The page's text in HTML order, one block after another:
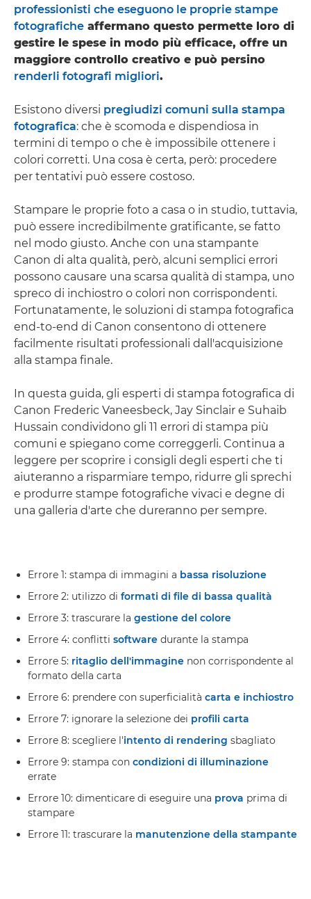
professionisti che eseguono le proprie stampe
fotografiche affermano questo permette loro di
gestire le spese in modo più efficace, offre un
maggiore controllo creativo e può persino
renderli fotografi migliori.
Esistono diversi pregiudizi comuni sulla stampa
fotografica: che è scomoda e dispendiosa in
termini di tempo o che è impossibile ottenere i
colori corretti. Una cosa è certa, però: procedere
per tentativi può essere costoso.
Stampare le proprie foto a casa o in studio, tuttavia,
può essere incredibilmente gratificante, se fatto
nel modo giusto. Anche con una stampante
Canon di alta qualità, però, alcuni semplici errori
possono causare una scarsa qualità di stampa, uno
spreco di inchiostro o colori non corrispondenti.
Fortunatamente, le soluzioni di stampa fotografica
end-to-end di Canon consentono di ottenere
facilmente risultati professionali dall'acquisizione
alla stampa finale.
In questa guida, gli esperti di stampa fotografica di
Canon Frederic Vaneesbeck, Jay Sinclair e Suhaib
Hussain condividono gli 11 errori di stampa più
comuni e spiegano come correggerli. Continua a
leggere per scoprire i consigli degli esperti che ti
aiuteranno a risparmiare tempo, ridurre gli sprechi
e produrre stampe fotografiche vivaci e degne di
una galleria d'arte che dureranno per sempre.
Errore 1: stampa di immagini a bassa risoluzione
Errore 2: utilizzo di formati di file di bassa qualità
Errore 3: trascurare la gestione del colore
Errore 4: conflitti software durante la stampa
Errore 5: ritaglio dell'immagine non corrispondente al
formato della carta
Errore 6: prendere con superficialità carta e inchiostro
Errore 7: ignorare la selezione dei profili carta
Errore 8: scegliere l'intento di rendering sbagliato
Errore 9: stampa con condizioni di illuminazione
errate
Errore 10: dimenticare di eseguire una prova prima di
stampare
Errore 11: trascurare la manutenzione della stampante